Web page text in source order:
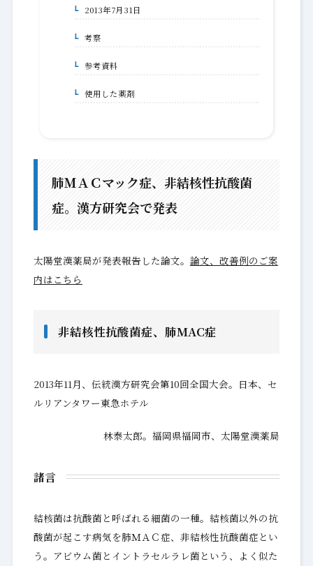
1-1-1-2-10.
2013年7月31日
1-1-2.
考察
1-1-3.
参考資料
1-1-3-1.
使用した薬剤
肺ＭＡＣマック症、非結核性抗酸菌
症。漢方研究会で発表
太陽堂漢薬局が発表報告した論文。 論文、改善例のご案
内はこちら
非結核性抗酸菌症、肺MAC症
2013年11月、伝統漢方研究会第10回全国大会。日本、セ
ルリアンタワー東急ホテル
林泰太郎。福岡県福岡市、太陽堂漢薬局
諸言
結核菌は抗酸菌と呼ばれる細菌の一種。結核菌以外の抗
酸菌が起こす病気を肺ＭＡＣ症、非結核性抗酸菌症とい
う。アビウム菌とイントラセルラレ菌という、よく似た